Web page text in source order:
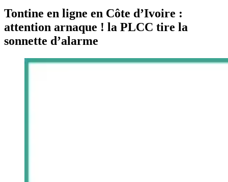
Tontine en ligne en Côte d’Ivoire :
attention arnaque ! la PLCC tire la
sonnette d’alarme